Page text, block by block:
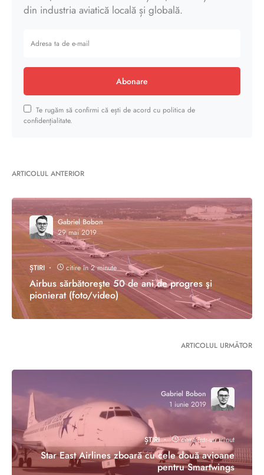
din industria aviatică locală și globală.
Abonare
Te rugăm să confirmi că ești de acord cu politica de
confidențialitate.
ARTICOLUL ANTERIOR
Gabriel Bobon
29 mai 2019
ȘTIRI citire în 2 minute
Airbus sărbătoreşte 50 de ani de progres şi
pionierat (foto/video)
ARTICOLUL URMĂTOR
Gabriel Bobon
1 iunie 2019
ȘTIRI citire într-un minut
Star East Airlines zboară cu cele două avioane
pentru Smartwings